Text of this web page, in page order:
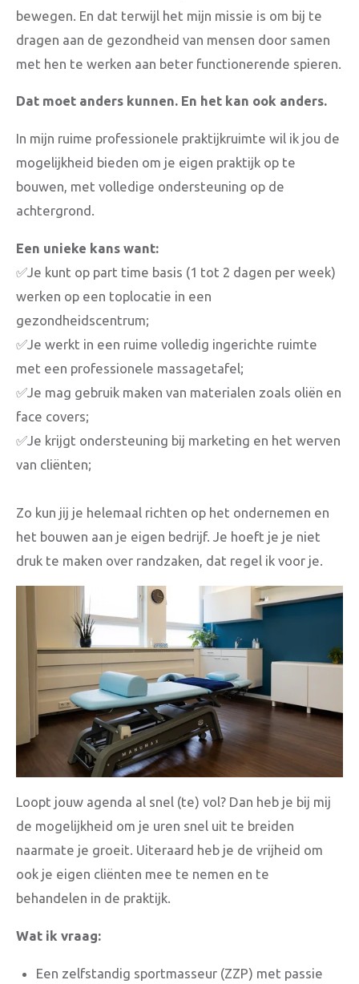
bewegen. En dat terwijl het mijn missie is om bij te
dragen aan de gezondheid van mensen door samen
met hen te werken aan beter functionerende spieren.
Dat moet anders kunnen. En het kan ook anders.
In mijn ruime professionele praktijkruimte wil ik jou de
mogelijkheid bieden om je eigen praktijk op te
bouwen, met volledige ondersteuning op de
achtergrond.
Een unieke kans want:
✅Je kunt op part time basis (1 tot 2 dagen per week)
werken op een toplocatie in een
gezondheidscentrum;
✅Je werkt in een ruime volledig ingerichte ruimte
met een professionele massagetafel;
✅Je mag gebruik maken van materialen zoals oliën en
face covers;
✅Je krijgt ondersteuning bij marketing en het werven
van cliënten;
Zo kun jij je helemaal richten op het ondernemen en
het bouwen aan je eigen bedrijf. Je hoeft je je niet
druk te maken over randzaken, dat regel ik voor je.
Loopt jouw agenda al snel (te) vol? Dan heb je bij mij
de mogelijkheid om je uren snel uit te breiden
naarmate je groeit. Uiteraard heb je de vrijheid om
ook je eigen cliënten mee te nemen en te
behandelen in de praktijk.
Wat ik vraag:
Een zelfstandig sportmasseur (ZZP) met passie